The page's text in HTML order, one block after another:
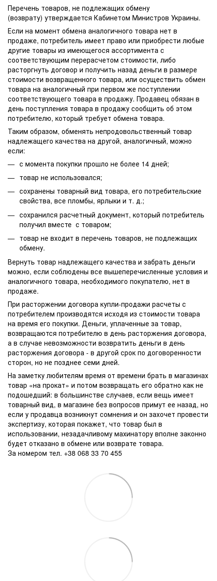
Перечень товаров, не подлежащих обмену
(возврату) утверждается Кабинетом Министров Украины.
Если на момент обмена аналогичного товара нет в
продаже, потребитель имеет право или приобрести любые
другие товары из имеющегося ассортимента с
соответствующим перерасчетом стоимости, либо
расторгнуть договор и получить назад деньги в размере
стоимости возвращенного товара, или осуществить обмен
товара на аналогичный при первом же поступлении
соответствующего товара в продажу. Продавец обязан в
день поступления товара в продажу сообщить об этом
потребителю, который требует обмена товара.
Таким образом, обменять непродовольственный товар
надлежащего качества на другой, аналогичный, можно
если:
с момента покупки прошло не более 14 дней;
товар не использовался;
сохранены товарный вид товара, его потребительские
свойства, все пломбы, ярлыки и т. д.;
сохранился расчетный документ, который потребитель
получил вместе с товаром;
товар не входит в перечень товаров, не подлежащих
обмену.
Вернуть товар надлежащего качества и забрать деньги
можно, если соблюдены все вышеперечисленные условия и
аналогичного товара, необходимого покупателю, нет в
продаже.
При расторжении договора купли-продажи расчеты с
потребителем производятся исходя из стоимости товара
на время его покупки. Деньги, уплаченные за товар,
возвращаются потребителю в день расторжения договора,
а в случае невозможности возвратить деньги в день
расторжения договора - в другой срок по договоренности
сторон, но не позднее семи дней.
На заметку любителям время от времени брать в магазинах
товар «на прокат» и потом возвращать его обратно как не
подошедший: в большинстве случаев, если вещь имеет
товарный вид, в магазине без вопросов примут ее назад, но
если у продавца возникнут сомнения и он захочет провести
экспертизу, которая покажет, что товар был в
использовании, незадачливому махинатору вполне законно
будет отказано в обмене или возврате товара.
За номером тел. +38 068 33 70 455